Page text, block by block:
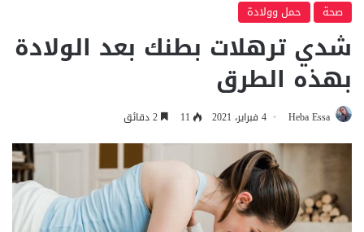
صحة
حمل وولادة
شدي ترهلات بطنك بعد الولادة
بهذه الطرق
Heba Essa 4 فبراير، 2021 11